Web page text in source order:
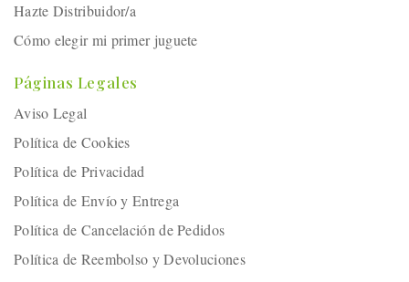
Hazte Distribuidor/a
Cómo elegir mi primer juguete
Páginas Legales
Aviso Legal
Política de Cookies
Política de Privacidad
Política de Envío y Entrega
Política de Cancelación de Pedidos
Política de Reembolso y Devoluciones